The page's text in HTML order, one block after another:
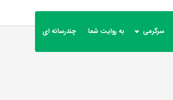
سرگرمی به روایت شما چندرسانه ای